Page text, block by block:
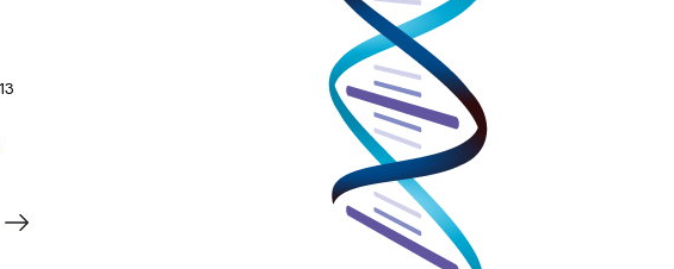
13el
Información básica sobre protección de datos:
Poder contactar directamente y atender la consulta del usuario.
No se cederán datos a terceros, salvo obligación legal o/y
Tiene derecho de acceso, rectificación, cancelación,